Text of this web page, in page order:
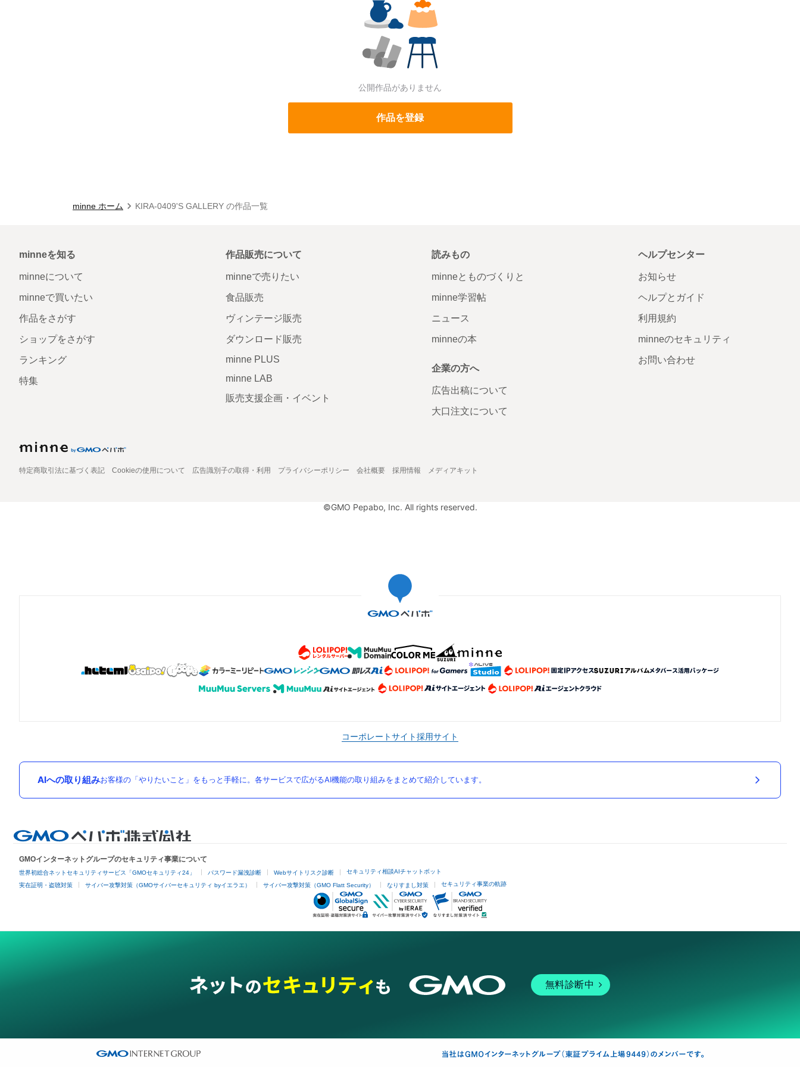
公開作品がありません
作品を登録
minne ホーム KIRA-0409'S GALLERY の作品一覧
minneを知る
minneについて
minneで買いたい
作品をさがす
ショップをさがす
ランキング
特集
作品販売について
minneで売りたい
食品販売
ヴィンテージ販売
ダウンロード販売
minne PLUS
minne LAB
販売支援企画・イベント
読みもの
minneとものづくりと
minne学習帖
ニュース
minneの本
企業の方へ
広告出稿について
大口注文について
ヘルプセンター
お知らせ
ヘルプとガイド
利用規約
minneのセキュリティ
お問い合わせ
特定商取引法に基づく表記 Cookieの使用について 広告識別子の取得・利用 プライバシーポリシー 会社概要 採用情報 メディアキット
©GMO Pepabo, Inc. All rights reserved.
コーポレートサイト採用サイト
AIへの取り組みお客様の「やりたいこと」をもっと手軽に。各サービスで広がるAI機能の取り組みをまとめて紹介しています。
GMOインターネットグループのセキュリティ事業について
世界初総合ネットセキュリティサービス「GMOセキュリティ24」 パスワード漏洩診断 Webサイトリスク診断 セキュリティ相談AIチャットボット
実在証明・盗聴対策 サイバー攻撃対策（GMOサイバーセキュリティ byイエラエ） サイバー攻撃対策（GMO Flatt Security） なりすまし対策 セキュリティ事業の軌跡
無料診断中